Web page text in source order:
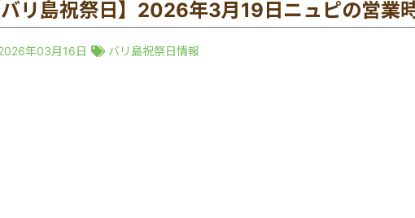
バリ島祝祭日】2026年3月19日ニュピの営業
年03月16日 バリ島祝祭日情報